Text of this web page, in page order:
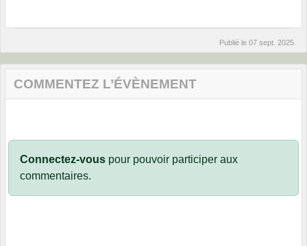
Publié le 07 sept. 2025
COMMENTEZ L’ÉVÈNEMENT
Connectez-vous pour pouvoir participer aux
commentaires.